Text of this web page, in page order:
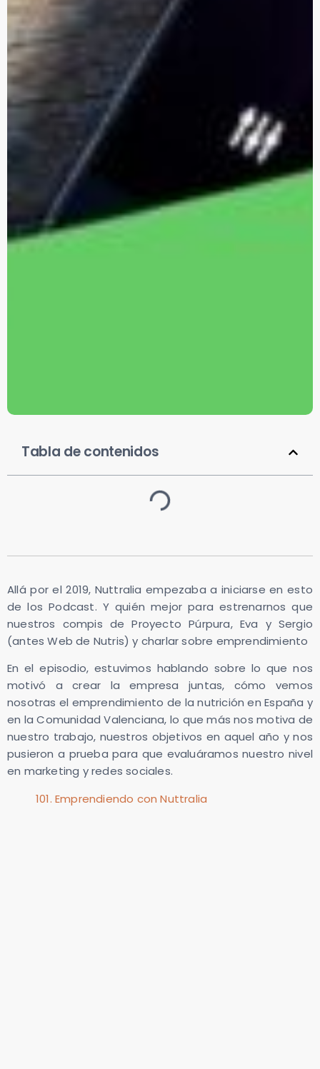
Tabla de contenidos
Allá por el 2019, Nuttralia empezaba a iniciarse en esto
de los Podcast. Y quién mejor para estrenarnos que
nuestros compis de Proyecto Púrpura, Eva y Sergio
(antes Web de Nutris) y charlar sobre emprendimiento
En el episodio, estuvimos hablando sobre lo que nos
motivó a crear la empresa juntas, cómo vemos
nosotras el emprendimiento de la nutrición en España y
en la Comunidad Valenciana, lo que más nos motiva de
nuestro trabajo, nuestros objetivos en aquel año y nos
pusieron a prueba para que evaluáramos nuestro nivel
en marketing y redes sociales.
101. Emprendiendo con Nuttralia